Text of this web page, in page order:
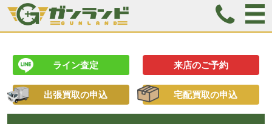
ライン査定 来店のご予約
出張買取の申込 宅配買取の申込